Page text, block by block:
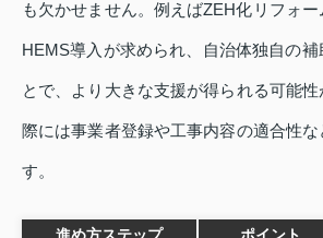
も欠かせません。例えばZEH化リフォ
HEMS導入が求められ、自治体独自の補
とで、より大きな支援が得られる可能
際には事業者登録や工事内容の適合性
す。